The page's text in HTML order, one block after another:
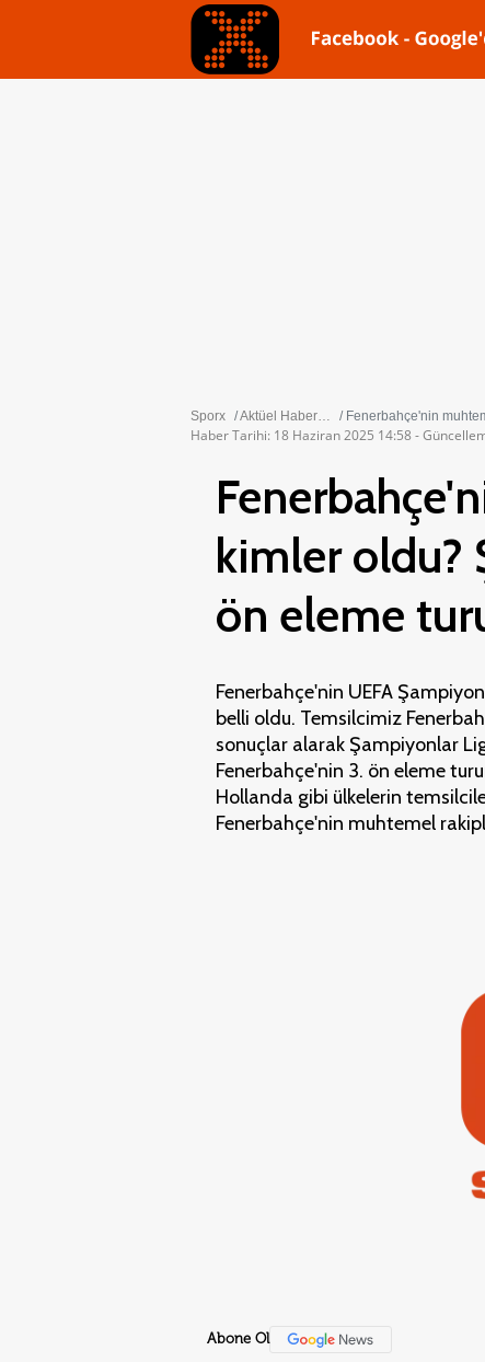
Sporx Aktüel Haberler Fenerbahçe'nin
Haber Tarihi: 18 Haziran 2025 14:58 -
kimler oldu?
ön eleme
Fenerbahçe'nin UEFA
belli oldu. Temsilcimiz
sonuçlar alarak Şampiyonlar
Fenerbahçe'nin 3. ön eleme
Hollanda gibi ülkelerin
Fenerbahçe'nin muhtemel
Abone Ol